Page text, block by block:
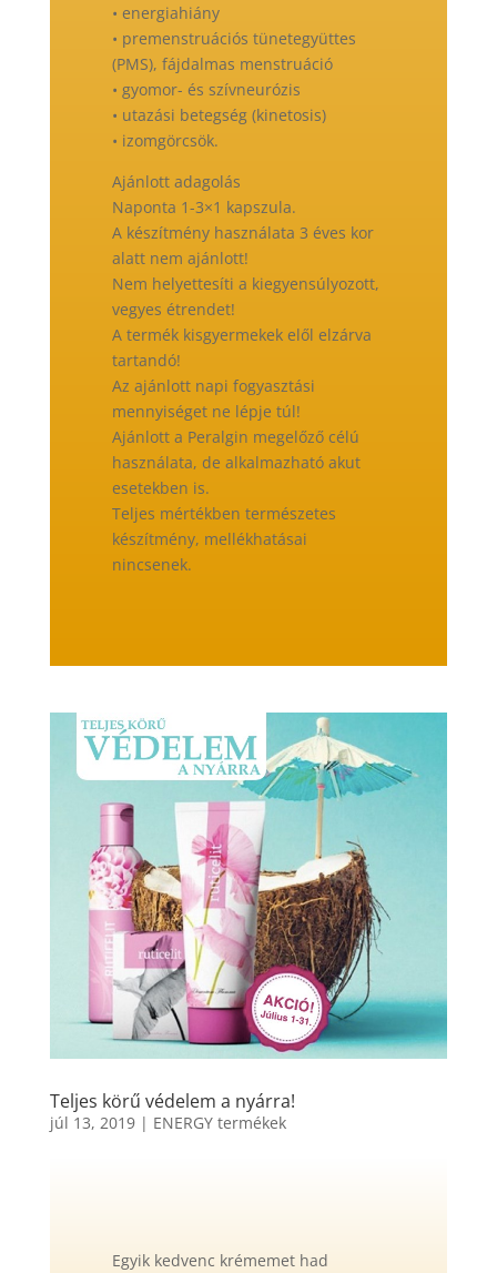
• energiahiány
• premenstruációs tünetegyüttes
(PMS), fájdalmas menstruáció
• gyomor- és szívneurózis
• utazási betegség (kinetosis)
• izomgörcsök.
Ajánlott adagolás
Naponta 1-3×1 kapszula.
A készítmény használata 3 éves kor
alatt nem ajánlott!
Nem helyettesíti a kiegyensúlyozott,
vegyes étrendet!
A termék kisgyermekek elől elzárva
tartandó!
Az ajánlott napi fogyasztási
mennyiséget ne lépje túl!
Ajánlott a Peralgin megelőző célú
használata, de alkalmazható akut
esetekben is.
Teljes mértékben természetes
készítmény, mellékhatásai
nincsenek.
Teljes körű védelem a nyárra!
júl 13, 2019| ENERGY termékek
Egyik kedvenc krémemet had